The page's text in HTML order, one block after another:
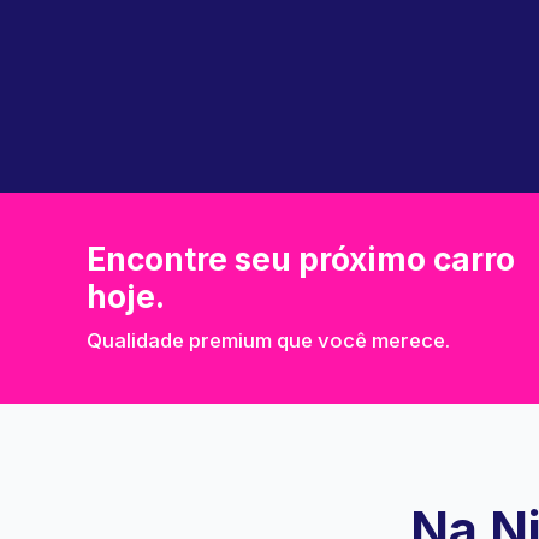
Encontre seu próximo carro
hoje.
Qualidade premium que você merece.